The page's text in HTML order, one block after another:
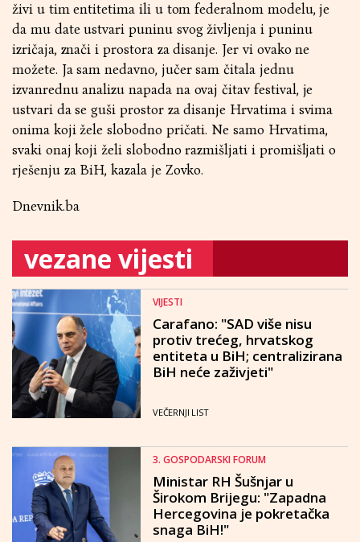
živi u tim entitetima ili u tom federalnom modelu, je
da mu date ustvari puninu svog življenja i puninu
izričaja, znači i prostora za disanje. Jer vi ovako ne
možete. Ja sam nedavno, jučer sam čitala jednu
izvanrednu analizu napada na ovaj čitav festival, je
ustvari da se guši prostor za disanje Hrvatima i svima
onima koji žele slobodno pričati. Ne samo Hrvatima,
svaki onaj koji želi slobodno razmišljati i promišljati o
rješenju za BiH, kazala je Zovko.
Dnevnik.ba
vezane vijesti
VIJESTI
Carafano: "SAD više nisu
protiv trećeg, hrvatskog
entiteta u BiH; centralizirana
BiH neće zaživjeti"
VEČERNJI LIST
3. GOSPODARSKI FORUM
Ministar RH Šušnjar u
Širokom Brijegu: "Zapadna
Hercegovina je pokretačka
snaga BiH!"